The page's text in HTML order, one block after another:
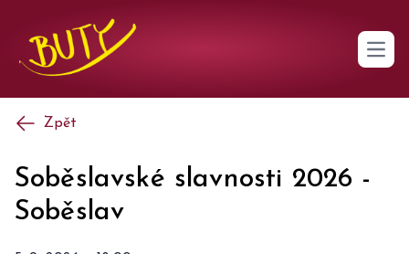
Open
Zpět
Soběslavské slavnosti 2026 -
Soběslav